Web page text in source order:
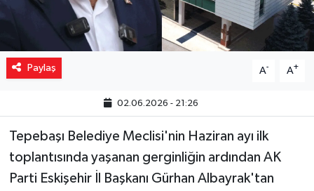
Paylaş A- A+
02.06.2026 - 21:26
Tepebaşı Belediye Meclisi'nin Haziran ayı ilk
toplantısında yaşanan gerginliğin ardından AK
Parti Eskişehir İl Başkanı Gürhan Albayrak'tan